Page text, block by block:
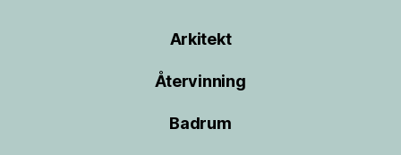
Arkitekt
Återvinning
Badrum